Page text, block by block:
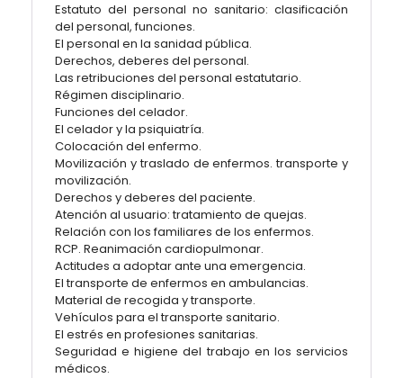
Estatuto del personal no sanitario: clasificación
del personal, funciones.
El personal en la sanidad pública.
Derechos, deberes del personal.
Las retribuciones del personal estatutario.
Régimen disciplinario.
Funciones del celador.
El celador y la psiquiatría.
Colocación del enfermo.
Movilización y traslado de enfermos. transporte y
movilización.
Derechos y deberes del paciente.
Atención al usuario: tratamiento de quejas.
Relación con los familiares de los enfermos.
RCP. Reanimación cardiopulmonar.
Actitudes a adoptar ante una emergencia.
El transporte de enfermos en ambulancias.
Material de recogida y transporte.
Vehículos para el transporte sanitario.
El estrés en profesiones sanitarias.
Seguridad e higiene del trabajo en los servicios
médicos.